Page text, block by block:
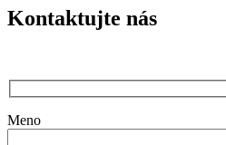
Kontaktujte nás
Meno